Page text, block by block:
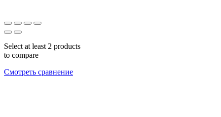
Select at least 2 products
to compare
Смотреть сравнение